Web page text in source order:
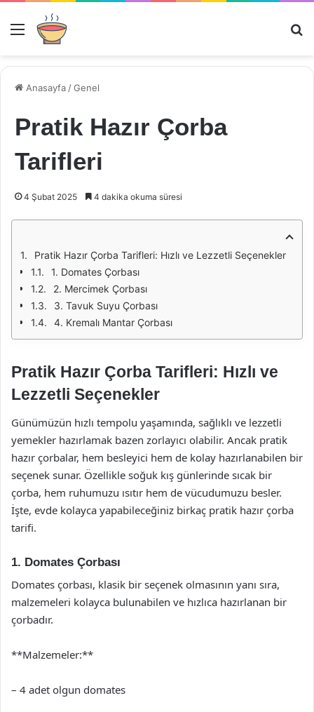
Menü
Anasayfa /Genel
Pratik Hazır Çorba
Tarifleri
4 Şubat 2025 4 dakika okuma süresi
Pratik Hazır Çorba Tarifleri: Hızlı ve Lezzetli Seçenekler
1. Domates Çorbası
2. Mercimek Çorbası
3. Tavuk Suyu Çorbası
4. Kremalı Mantar Çorbası
Pratik Hazır Çorba Tarifleri: Hızlı ve
Lezzetli Seçenekler
Günümüzün hızlı tempolu yaşamında, sağlıklı ve lezzetli
yemekler hazırlamak bazen zorlayıcı olabilir. Ancak pratik
hazır çorbalar, hem besleyici hem de kolay hazırlanabilen bir
seçenek sunar. Özellikle soğuk kış günlerinde sıcak bir
çorba, hem ruhumuzu ısıtır hem de vücudumuzu besler.
İşte, evde kolayca yapabileceğiniz birkaç pratik hazır çorba
tarifi.
1. Domates Çorbası
Domates çorbası, klasik bir seçenek olmasının yanı sıra,
malzemeleri kolayca bulunabilen ve hızlıca hazırlanan bir
çorbadır.
**Malzemeler:**
– 4 adet olgun domates